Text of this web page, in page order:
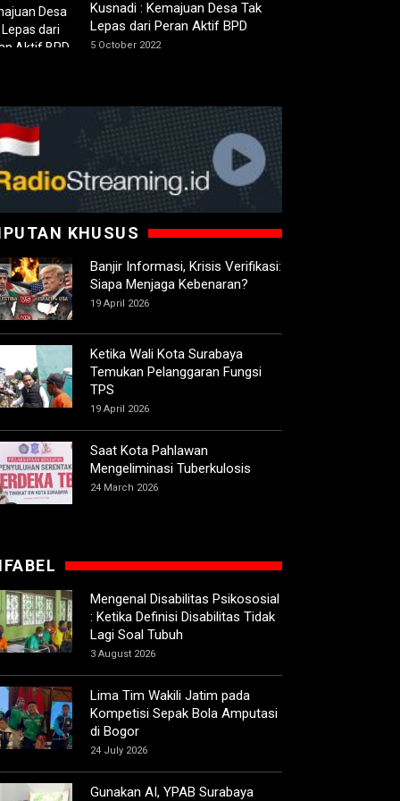
Kusnadi : Kemajuan Desa Tak
Lepas dari Peran Aktif BPD
5 October 2022
KHUSUS
Banjir Informasi, Krisis Verifikasi:
Siapa Menjaga Kebenaran?
19 April 2026
Ketika Wali Kota Surabaya
Temukan Pelanggaran Fungsi
TPS
19 April 2026
Saat Kota Pahlawan
Mengeliminasi Tuberkulosis
24 March 2026
Mengenal Disabilitas Psikososial
: Ketika Definisi Disabilitas Tidak
Lagi Soal Tubuh
3 August 2026
Lima Tim Wakili Jatim pada
Kompetisi Sepak Bola Amputasi
di Bogor
24 July 2026
Gunakan AI, YPAB Surabaya